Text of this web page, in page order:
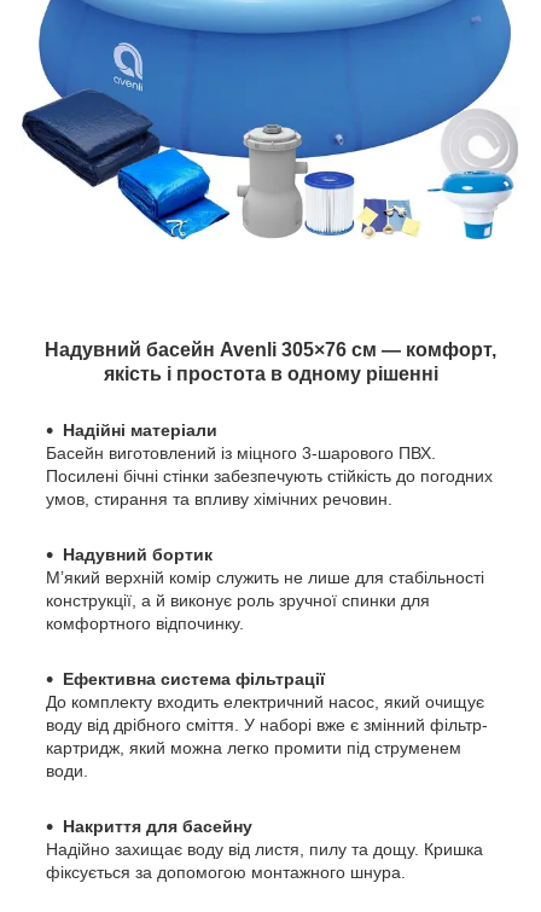
Надувний басейн Avenli 305×76 см — комфорт,
якість і простота в одному рішенні
Надійні матеріали
Басейн виготовлений із міцного 3-шарового ПВХ.
Посилені бічні стінки забезпечують стійкість до погодних
умов, стирання та впливу хімічних речовин.
Надувний бортик
М’який верхній комір служить не лише для стабільності
конструкції, а й виконує роль зручної спинки для
комфортного відпочинку.
Ефективна система фільтрації
До комплекту входить електричний насос, який очищує
воду від дрібного сміття. У наборі вже є змінний фільтр-
картридж, який можна легко промити під струменем
води.
Накриття для басейну
Надійно захищає воду від листя, пилу та дощу. Кришка
фіксується за допомогою монтажного шнура.